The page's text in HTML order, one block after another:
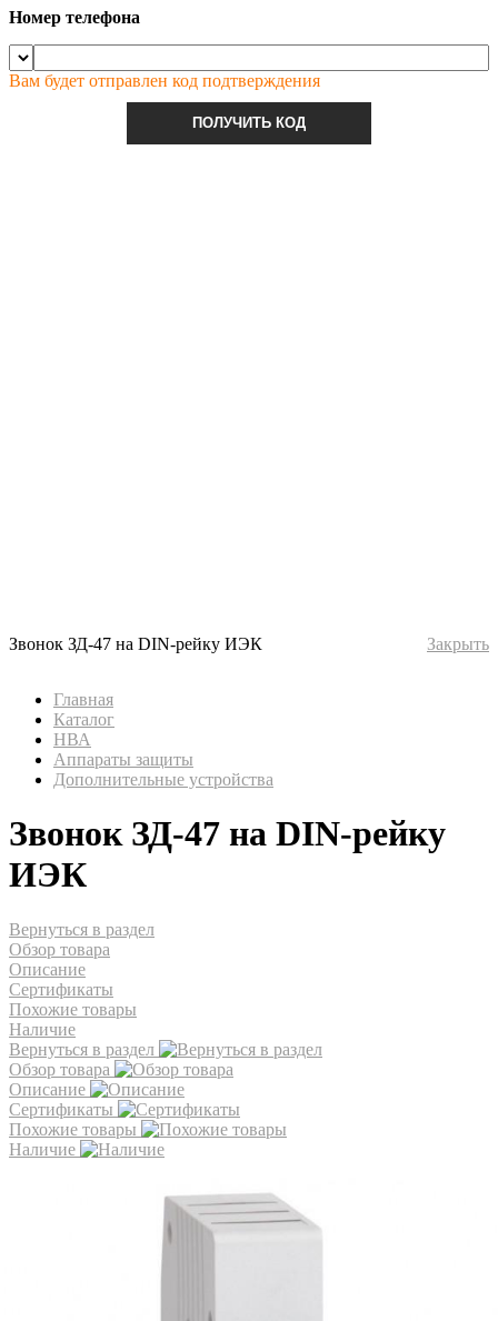
Номер телефона
Вам будет отправлен код подтверждения
ПОЛУЧИТЬ КОД
Звонок ЗД-47 на DIN-рейку ИЭК Закрыть
Главная
Каталог
НВА
Аппараты защиты
Дополнительные устройства
Звонок ЗД-47 на DIN-рейку
ИЭК
Вернуться в раздел
Обзор товара
Описание
Сертификаты
Похожие товары
Наличие
Вернуться в раздел
Обзор товара
Описание
Сертификаты
Похожие товары
Наличие